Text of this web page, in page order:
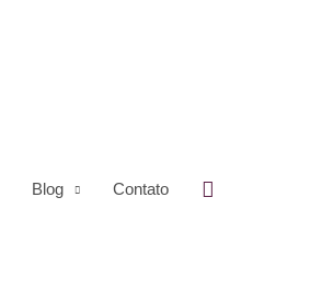
Blog Contato Pesquisar